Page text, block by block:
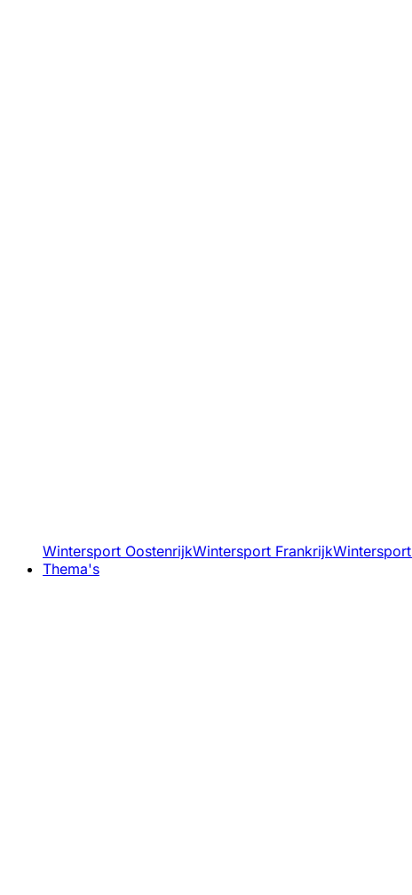
Wintersport OostenrijkWintersport Frankrijk
Thema's